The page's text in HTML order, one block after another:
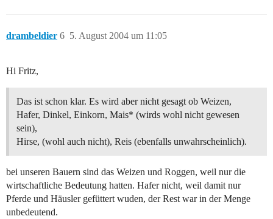
drambeldier 5. August 2004 um 11:05
6
Hi Fritz,
Das ist schon klar. Es wird aber nicht gesagt ob Weizen,
Hafer, Dinkel, Einkorn, Mais* (wirds wohl nicht gewesen
sein),
Hirse, (wohl auch nicht), Reis (ebenfalls unwahrscheinlich).
bei unseren Bauern sind das Weizen und Roggen, weil nur die
wirtschaftliche Bedeutung hatten. Hafer nicht, weil damit nur
Pferde und Häusler gefüttert wuden, der Rest war in der Menge
unbedeutend.